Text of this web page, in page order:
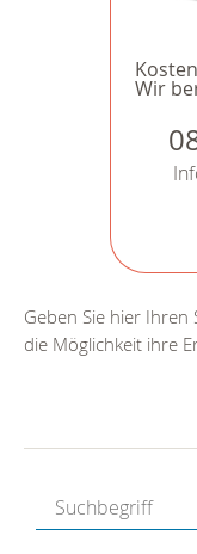
Wir
Geben Sie hier Ihren
die Möglichkeit ihre